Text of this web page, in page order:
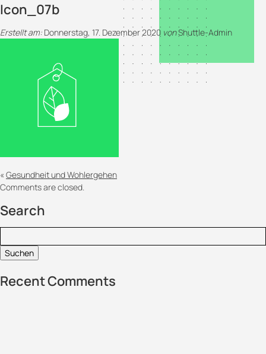
Icon_07b
Erstellt am: Donnerstag, 17. Dezember 2020 vonShuttle-Admin
« Gesundheit und Wohlergehen
Comments are closed.
Search
Recent Comments